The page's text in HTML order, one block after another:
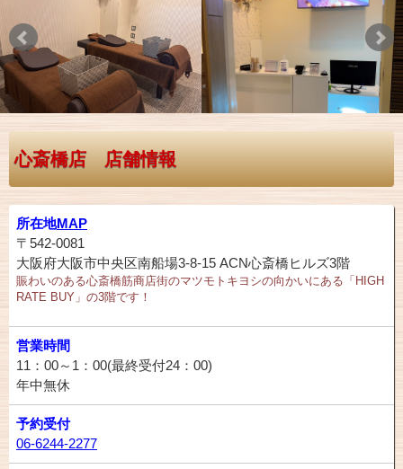
心斎橋店 店舗情報
所在地MAP
〒542-0081
大阪府大阪市中央区南船場3-8-15 ACN心斎橋ヒルズ3階
賑わいのある心斎橋筋商店街のマツモトキヨシの向かいにある「HIGH
RATE BUY」の3階です！
営業時間
11：00～1：00(最終受付24：00)
年中無休
予約受付
06-6244-2277